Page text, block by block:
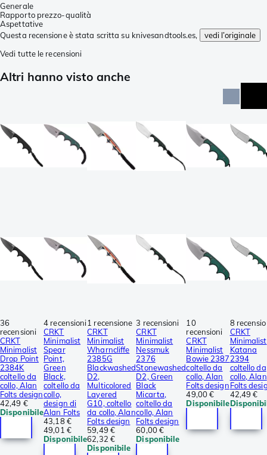
Generale
Rapporto prezzo-qualità
Aspettative
Questa recensione è stata scritta su knivesandtools.es,
vedi l’originale
Vedi tutte le recensioni
Altri hanno visto anche
36
recensioni
CRKT
Minimalist
Drop Point
2384K
coltello da
collo, Alan
Folts design
42,49 €
Disponibile
4 recensioni
CRKT
Minimalist
Spear
Point,
Green
Black,
coltello da
collo,
design di
Alan Folts
43,18 €
49,01 €
Disponibile
1 recensione
CRKT
Minimalist
Wharncliffe
2385G
Blackwashed
D2,
Multicolored
Layered
G10, coltello
da collo, Alan
Folts design
59,49 €
62,32 €
Disponibile
3 recensioni
CRKT
Minimalist
Nessmuk
2376
Stonewashed
D2, Green
Black
Micarta,
coltello da
collo, Alan
Folts design
60,00 €
Disponibile
10
recensioni
CRKT
Minimalist
Bowie 2387
coltello da
collo, Alan
Folts design
49,00 €
Disponibile
8
CRKT
Minimalist
Katana
2394
coltello da
collo, Alan
Folts
42,49 €